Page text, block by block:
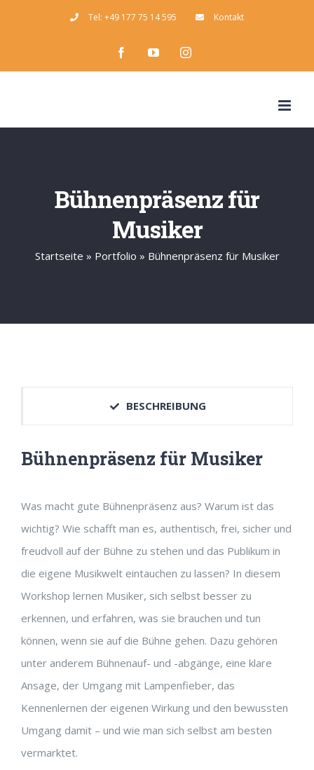
Tel: +49 177 75 14 595 Kontakt
FacebookYouTubeInstagram
Bühnenpräsenz für
Musiker
Startseite » Portfolio » Bühnenpräsenz für Musiker
BESCHREIBUNG
Bühnenpräsenz für Musiker
Was macht gute Bühnenpräsenz aus? Warum ist das
wichtig? Wie schafft man es, authentisch, frei, sicher und
freudvoll auf der Bühne zu stehen und das Publikum in
die eigene Musikwelt eintauchen zu lassen? In diesem
Workshop lernen Musiker, sich selbst besser zu
erkennen, und erfahren, was sie brauchen und tun
können, wenn sie auf die Bühne gehen. Dazu gehören
unter anderem Bühnenauf- und -abgänge, eine klare
Ansage, der Umgang mit Lampenfieber, das
Kennenlernen der eigenen Wirkung und den bewussten
Umgang damit – und wie man sich selbst am besten
vermarktet.